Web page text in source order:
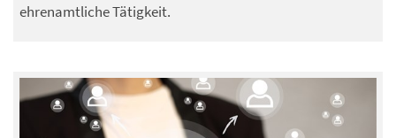
ehrenamtliche Tätigkeit.